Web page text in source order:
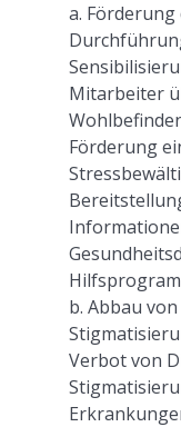
a. Förderung
Mitarbeiter
Förderung
b. Abbau
Verbot von